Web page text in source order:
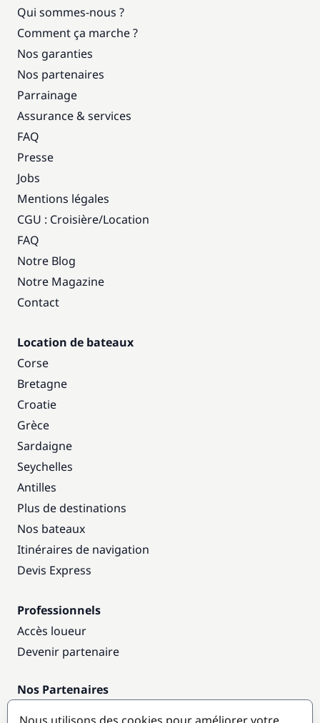
Qui sommes-nous ?
Comment ça marche ?
Nos garanties
Nos partenaires
Parrainage
Assurance & services
FAQ
Presse
Jobs
Mentions légales
CGU : Croisière/Location
FAQ
Notre Blog
Notre Magazine
Contact
Location de bateaux
Corse
Bretagne
Croatie
Grèce
Sardaigne
Seychelles
Antilles
Plus de destinations
Nos bateaux
Itinéraires de navigation
Devis Express
Professionnels
Accès loueur
Devenir partenaire
Nos Partenaires